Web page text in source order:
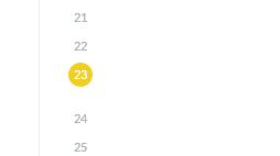
21
22
23
24
25